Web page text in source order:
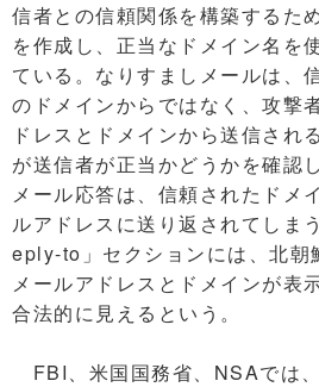
信者との信頼関係を構築するた
を作成し、正当なドメイン名を
ている。なりすましメールは、
のドメインからではなく、攻撃
ドレスとドメインから送信され
が送信者が正当かどうかを確認
メール応答は、信頼されたドメ
ルアドレスに送り返されてしま
eply-to」セクションには、北朝
メールアドレスとドメインが表
合法的に見えるという。
FBI、米国国務省、NSAでは